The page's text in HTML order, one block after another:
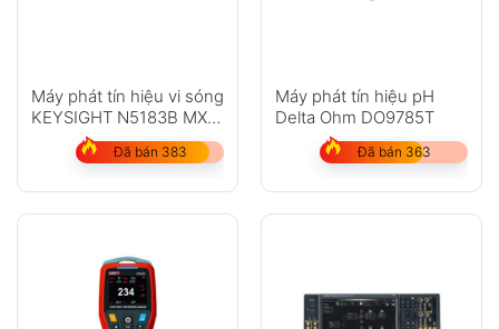
Máy phát tín hiệu vi sóng
KEYSIGHT N5183B MXG
X-Series
Đã bán 383
Máy phát tín hiệu pH
Delta Ohm DO9785T
Đã bán 363